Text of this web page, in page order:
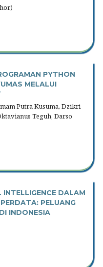
PYTHON
MELALUI
Putra Kusuma, Dzikri
Teguh, Darso
DALAM
PELUANG
INDONESIA